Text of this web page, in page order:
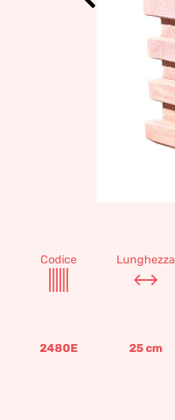
Codice Lunghezza
2480E 25cm